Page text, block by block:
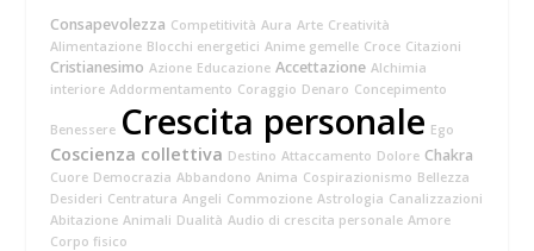
Consapevolezza Competitività Aura Arte Creatività
Alimentazione Blocchi energetici Anime gemelle Croce Citazioni
Cristianesimo Azione Educazione Accettazione Alchimia
interiore Addormentamento Coraggio Denaro Concepimento
Benessere Crescita personale Ego
Coscienza collettiva Destino Attaccamento Dolore Chakra
Cuore Democrazia Abbandono Anima Cospirazionismo Bellezza
Desideri Centratura Angeli Commozione Astrologia Canalizzazioni
Abitazione Animali Dualità Audio di crescita personale Amore
Corpo fisico